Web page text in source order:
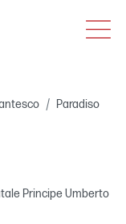
MENU
Paradiso
Principe Umberto